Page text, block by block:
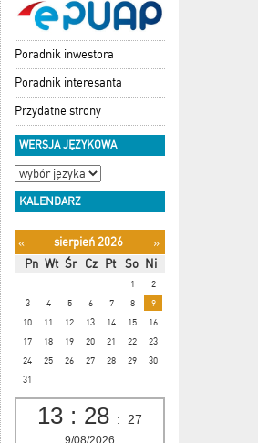
Poradnik inwestora
Poradnik interesanta
Przydatne strony
WERSJA JĘZYKOWA
KALENDARZ
« sierpień 2026
»
Pn Wt Śr Cz Pt So Ni
1
2
3
4 5 6 7 8
9
10
11 12 13 14 15
16
17
18 19 20 21 22
23
24
25 26 27 28 29
30
31
13 : 28 : 28
9/08/2026